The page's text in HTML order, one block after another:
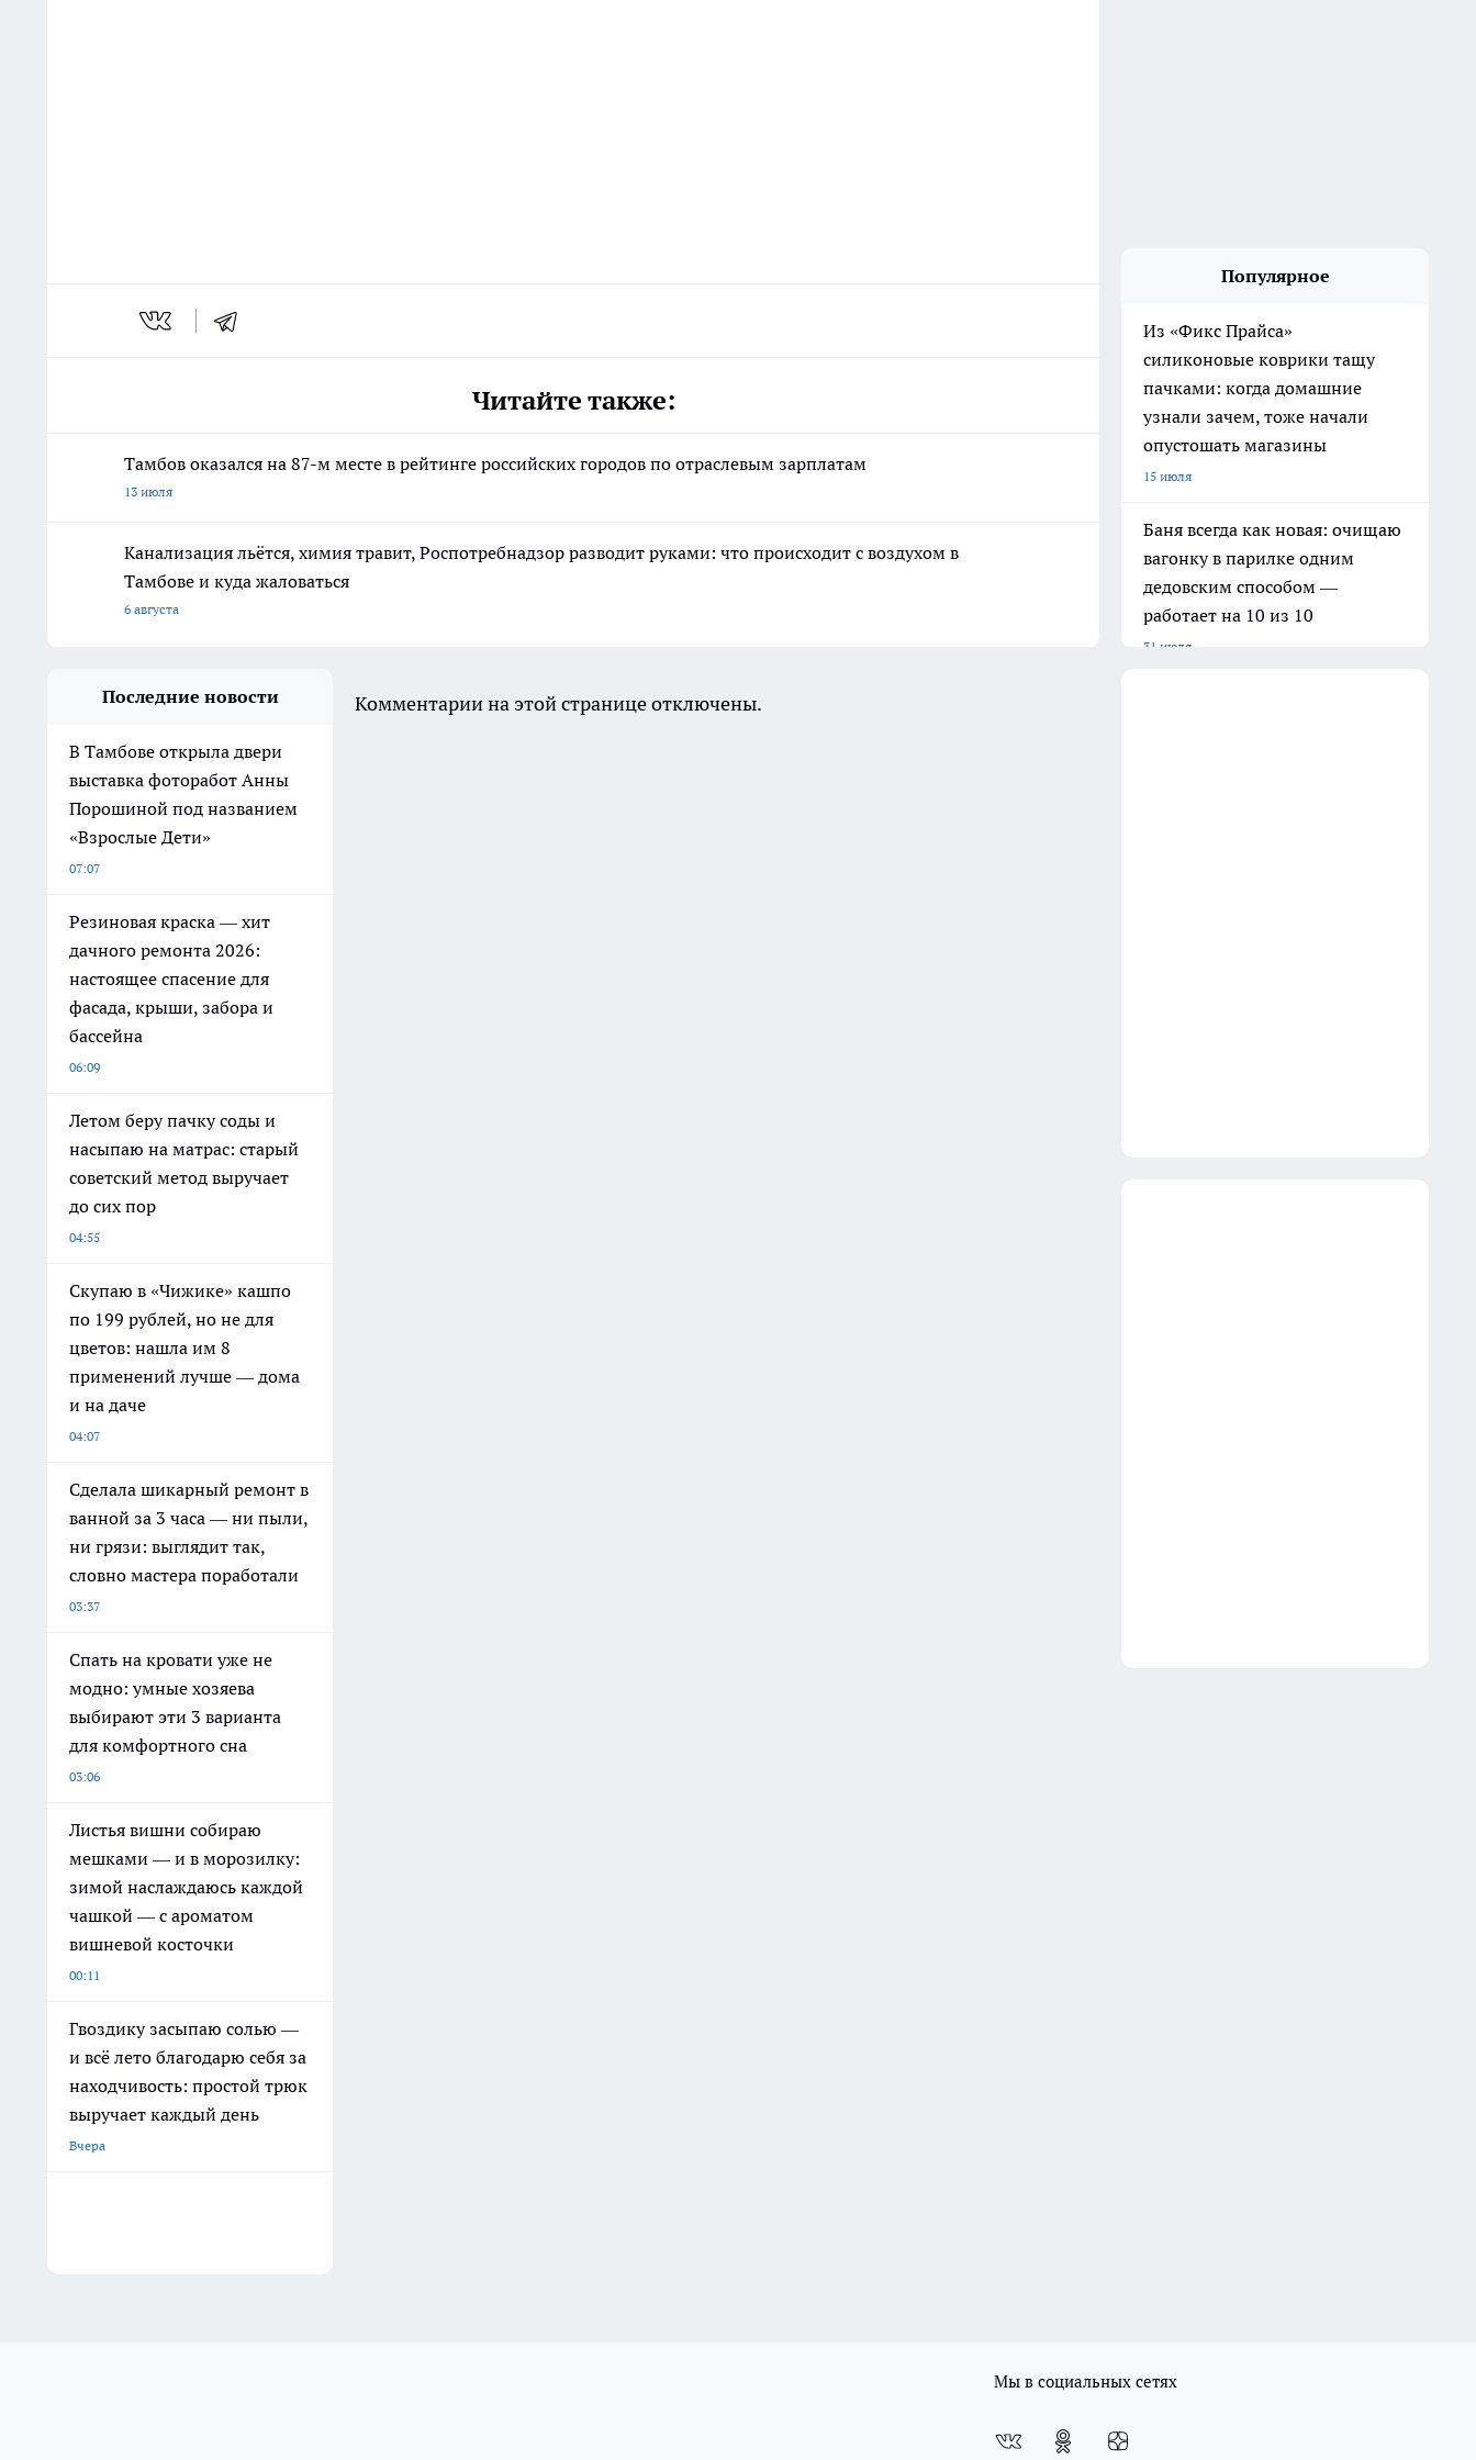
Читайте также:
Тамбов оказался на 87-м месте в рейтинге российских городов по отраслевым зарплатам
13 июля
Канализация льётся, химия травит, Роспотребнадзор разводит руками: что происходит с воздухом в
Тамбове и куда жаловаться
6 августа
Популярное
Из «Фикс Прайса»
силиконовые коврики тащу
пачками: когда домашние
узнали зачем, тоже начали
опустошать магазины
15 июля
Баня всегда как новая: очищаю
вагонку в парилке одним
дедовским способом —
работает на 10 из 10
31 июля
Последние новости
В Тамбове открыла двери
выставка фоторабот Анны
Порошиной под названием
«Взрослые Дети»
07:07
Резиновая краска — хит
дачного ремонта 2026:
настоящее спасение для
фасада, крыши, забора и
бассейна
06:09
Летом беру пачку соды и
насыпаю на матрас: старый
советский метод выручает
до сих пор
04:55
Скупаю в «Чижике» кашпо
по 199 рублей, но не для
цветов: нашла им 8
применений лучше — дома
и на даче
04:07
Сделала шикарный ремонт в
ванной за 3 часа — ни пыли,
ни грязи: выглядит так,
словно мастера поработали
03:37
Спать на кровати уже не
модно: умные хозяева
выбирают эти 3 варианта
для комфортного сна
03:06
Листья вишни собираю
мешками — и в морозилку:
зимой наслаждаюсь каждой
чашкой — с ароматом
вишневой косточки
00:11
Гвоздику засыпаю солью —
и всё лето благодарю себя за
находчивость: простой трюк
выручает каждый день
Вчера
Комментарии на этой странице отключены.
Мы в социальных сетях